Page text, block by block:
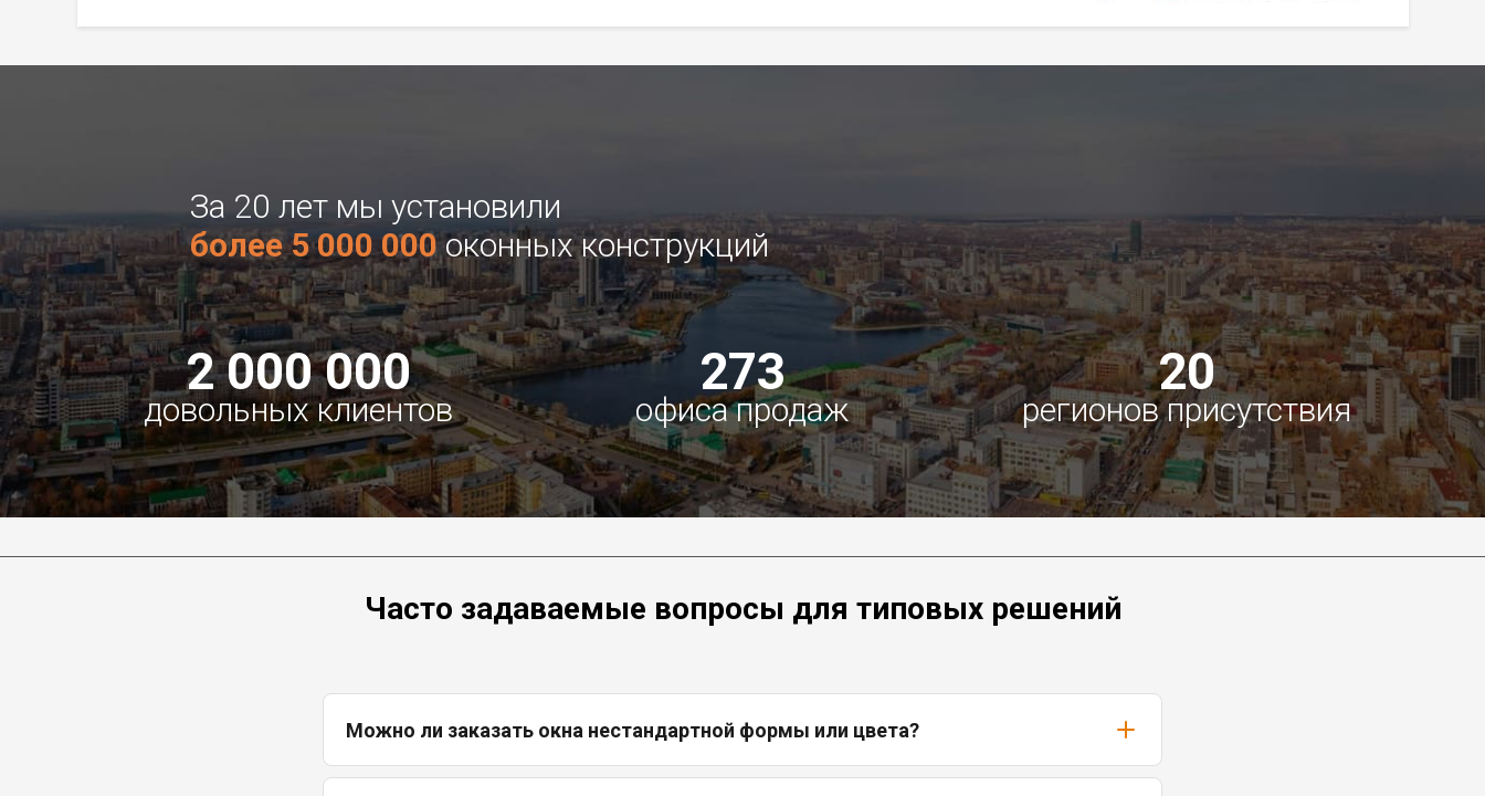
За 20 лет мы установили
более 5 000 000оконных конструкций
2 000 000
довольных клиентов
273
офиса продаж
20
регионов присутствия
Часто задаваемые вопросы для типовых решений
Можно ли заказать окна нестандартной формы или цвета?